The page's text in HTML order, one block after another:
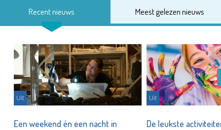
Recent nieuws Meest gelezen nieuws
Uit
Een weekend én een nacht in
Uit
De leukste